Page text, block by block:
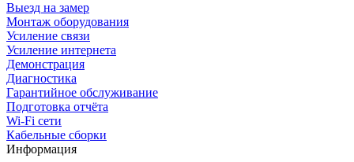
Выезд на замер
Монтаж оборудования
Усиление связи
Усиление интернета
Демонстрация
Диагностика
Гарантийное обслуживание
Подготовка отчёта
Wi-Fi сети
Кабельные сборки
Информация